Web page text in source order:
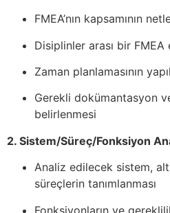
FMEA’nın kapsamının
Disiplinler arası bir FMEA
Zaman planlamasının
Gerekli dokümantasyon
belirlenmesi
2. Sistem/Süreç/Fonksiyon
Analiz edilecek sistem,
süreçlerin tanımlanması
Fonksiyonların ve